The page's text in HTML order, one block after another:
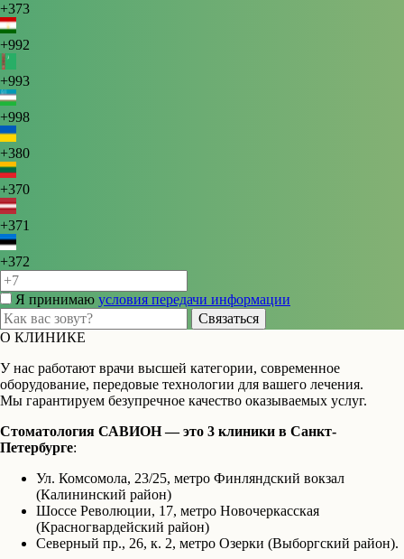
+373
+992
+993
+998
+380
+370
+371
+372
Я принимаю условия передачи информации
Связаться
О КЛИНИКЕ
У нас работают врачи высшей категории, современное
оборудование, передовые технологии для вашего лечения.
Мы гарантируем безупречное качество оказываемых услуг.
Стоматология САВИОН — это 3 клиники в Санкт-
Петербурге:
Ул. Комсомола, 23/25, метро Финляндский вокзал
(Калининский район)
Шоссе Революции, 17, метро Новочеркасская
(Красногвардейский район)
Северный пр., 26, к. 2, метро Озерки (Выборгский район).